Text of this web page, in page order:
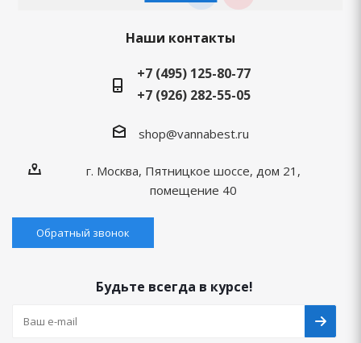
Наши контакты
+7 (495) 125-80-77
+7 (926) 282-55-05
shop@vannabest.ru
г. Москва, Пятницкое шоссе, дом 21,
помещение 40
Обратный звонок
Будьте всегда в курсе!